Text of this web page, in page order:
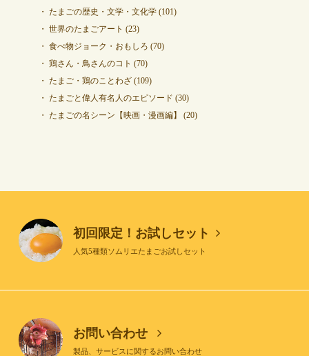
たまごの歴史・文学・文化学(101)
世界のたまごアート (23)
食べ物ジョーク・おもしろ (70)
鶏さん・鳥さんのコト (70)
たまご・鶏のことわざ(109)
たまごと偉人有名人のエピソード (30)
たまごの名シーン【映画・漫画編】
(20)
初回限定！お試しセット
人気5種類ソムリエたまごお試しセット
お問い合わせ
製品、サービスに関するお問い合わせ